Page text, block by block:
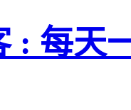
: 每天